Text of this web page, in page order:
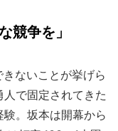
競争を」
ないことが挙げら
で固定されてきた
。坂本は開幕から